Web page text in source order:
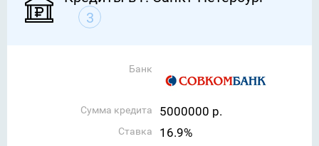
3
Банк
Сумма кредита 5000000 р.
Ставка 16.9%